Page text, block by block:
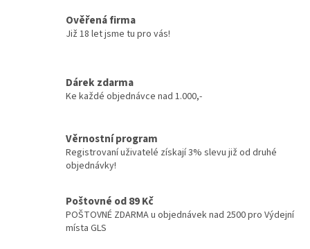
Ověřená firma
Již 18 let jsme tu pro vás!
Dárek zdarma
Ke každé objednávce nad 1.000,-
Věrnostní program
Registrovaní uživatelé získají 3% slevu již od druhé
objednávky!
Poštovné od 89 Kč
POŠTOVNÉ ZDARMA u objednávek nad 2500 pro Výdejní
místa GLS